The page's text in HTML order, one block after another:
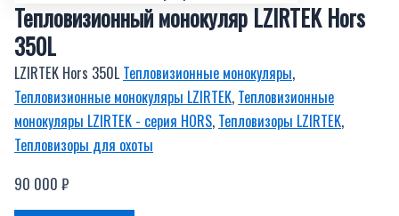
Тепловизионный монокуляр LZIRTEK Hors
350L
LZIRTEK Hors 350LТепловизионные монокуляры,
Тепловизионные монокуляры LZIRTEK, Тепловизионные
монокуляры LZIRTEK - серия HORS, Тепловизоры LZIRTEK,
Тепловизоры для охоты
90 000 ₽